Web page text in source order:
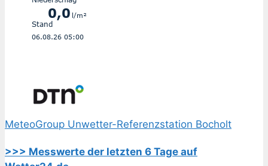
MeteoGroup Unwetter-Referenzstation Bocholt
>>> Messwerte der letzten 6 Tage auf